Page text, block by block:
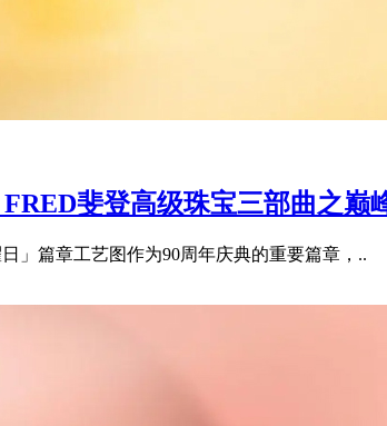
斐登高级珠宝三部曲之巅
」篇章工艺图作为90周年庆典的重要篇章，..